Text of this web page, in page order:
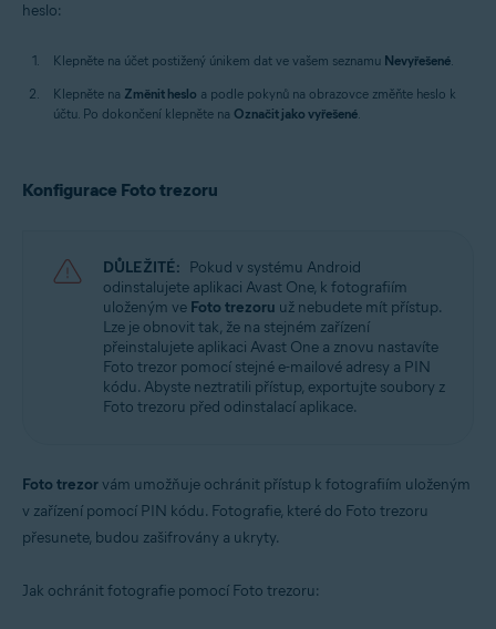
heslo:
Klepněte na účet postižený únikem dat ve vašem seznamu Nevyřešené.
Klepněte na Změnit heslo a podle pokynů na obrazovce změňte heslo k
účtu. Po dokončení klepněte na Označit jako vyřešené.
Konfigurace Foto trezoru
DŮLEŽITÉ: Pokud v systému Android
odinstalujete aplikaci Avast One, k fotografiím
uloženým ve Foto trezoru už nebudete mít přístup.
Lze je obnovit tak, že na stejném zařízení
přeinstalujete aplikaci Avast One a znovu nastavíte
Foto trezor pomocí stejné e-mailové adresy a PIN
kódu. Abyste neztratili přístup, exportujte soubory z
Foto trezoru před odinstalací aplikace.
Foto trezorvám umožňuje ochránit přístup k fotografiím uloženým
v zařízení pomocí PIN kódu. Fotografie, které do Foto trezoru
přesunete, budou zašifrovány a ukryty.
Jak ochránit fotografie pomocí Foto trezoru: